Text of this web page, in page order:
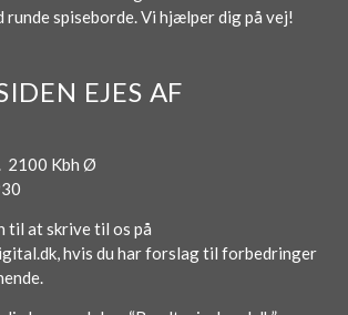
runde spiseborde. Vi hjælper dig på vej!
EJES AF
2100 Kbh Ø
til at skrive til os på
hvis du har forslag til forbedringer